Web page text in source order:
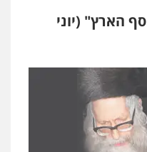
הארץ" (יוני